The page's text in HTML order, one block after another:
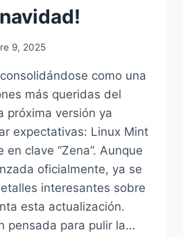
9, 2025
como una
más queridas del
próxima versión ya
expectativas: Linux Mint
clave “Zena”. Aunque
oficialmente, ya se
interesantes sobre
esta actualización.
pensada para pulir la…